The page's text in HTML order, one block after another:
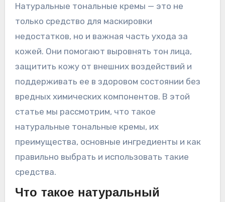
Натуральные тональные кремы — это не
только средство для маскировки
недостатков, но и важная часть ухода за
кожей. Они помогают выровнять тон лица,
защитить кожу от внешних воздействий и
поддерживать ее в здоровом состоянии без
вредных химических компонентов. В этой
статье мы рассмотрим, что такое
натуральные тональные кремы, их
преимущества, основные ингредиенты и как
правильно выбрать и использовать такие
средства.
Что такое натуральный